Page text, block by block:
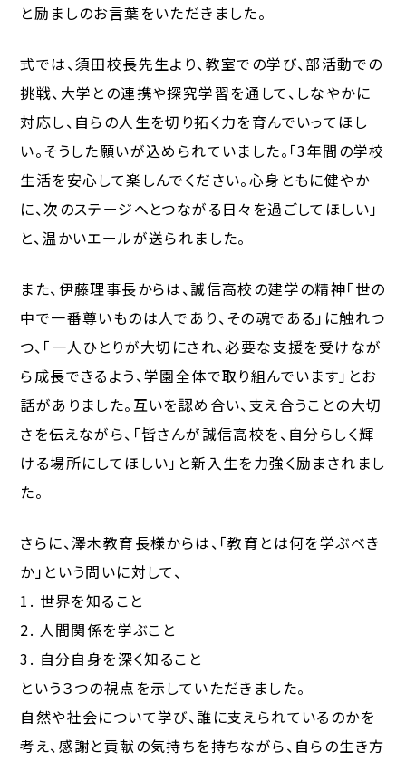
と励ましのお言葉をいただきました。
式では、須田校長先生より、教室での学び、部活動での
挑戦、大学との連携や探究学習を通して、しなやかに
対応し、自らの人生を切り拓く力を育んでいってほし
い。そうした願いが込められていました。「3年間の学校
生活を安心して楽しんでください。心身ともに健やか
に、次のステージへとつながる日々を過ごしてほしい」
と、温かいエールが送られました。
また、伊藤理事長からは、誠信高校の建学の精神「世の
中で一番尊いものは人であり、その魂である」に触れつ
つ、「一人ひとりが大切にされ、必要な支援を受けなが
ら成長できるよう、学園全体で取り組んでいます」とお
話がありました。互いを認め合い、支え合うことの大切
さを伝えながら、「皆さんが誠信高校を、自分らしく輝
ける場所にしてほしい」と新入生を力強く励まされまし
た。
さらに、澤木教育長様からは、「教育とは何を学ぶべき
か」という問いに対して、
1. 世界を知ること
2. 人間関係を学ぶこと
3. 自分自身を深く知ること
という３つの視点を示していただきました。
自然や社会について学び、誰に支えられているのかを
考え、感謝と貢献の気持ちを持ちながら、自らの生き方